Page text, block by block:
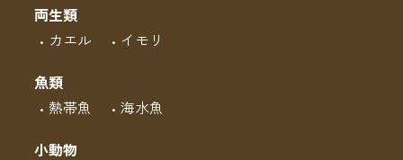
両生類
カエル
イモリ
魚類
熱帯魚
海水魚
小動物